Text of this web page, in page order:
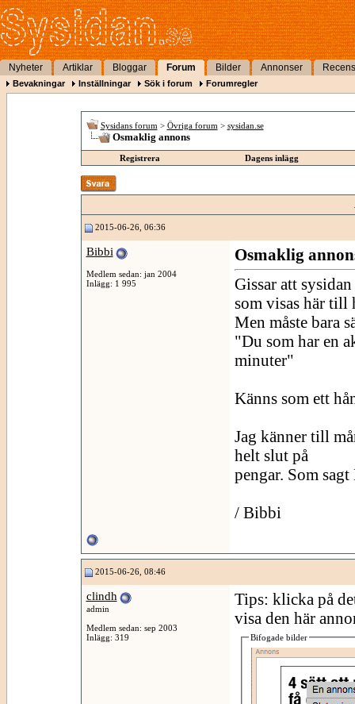
Nyheter Artiklar Bloggar Forum Bilder Annonser
Bevakningar Inställningar Sök i forum Forumregler
Sysidans forum > Övriga forum > sysidan.se
Osmaklig annons
Registrera Dagens inlägg
2015-06-26, 06:36
Bibbi
Medlem sedan: jan 2004
Inlägg: 1 995
Osmaklig
Gissar att
som visas här till
Men måste bara
"Du som har en
minuter"
Känns som ett
Jag känner till
helt slut på
pengar. Som
/ Bibbi
2015-06-26, 08:46
clindh
admin
Medlem sedan: sep 2003
Inlägg: 319
Tips: klicka på
visa den här
Bifogade bilder